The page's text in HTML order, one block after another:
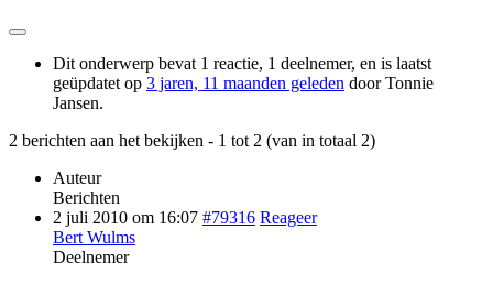
Dit onderwerp bevat 1 reactie, 1 deelnemer, en is laatst
geüpdatet op 3 jaren, 11 maanden geleden doorTonnie
Jansen.
2 berichten aan het bekijken - 1 tot 2 (van in totaal 2)
Auteur
Berichten
2 juli 2010 om 16:07 #79316 Reageer
Bert Wulms
Deelnemer